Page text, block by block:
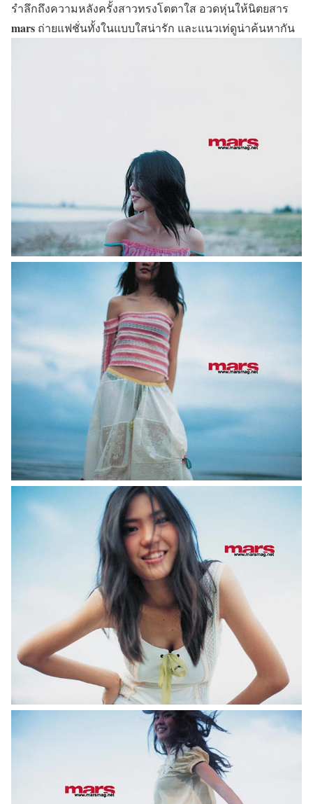
รำลึกถึงความหลังครั้งสาวทรงโตตาใส อวดหุ่นให้นิตยสาร
mars ถ่ายแฟชั่นทั้งในแบบใสน่ารัก และแนวเท่ดูน่าค้นหากัน